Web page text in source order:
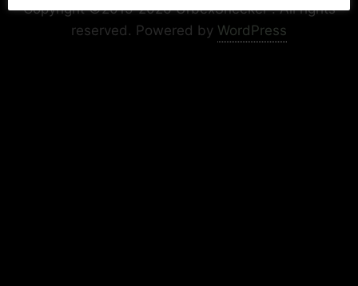
Copyright ©2015-2026 UrbexSneeker . All rights
reserved. Powered by WordPress